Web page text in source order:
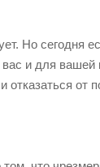
Но сегодня
и для
отказаться от